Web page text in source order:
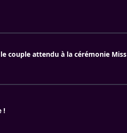
couple attendu à la cérémonie Miss
!